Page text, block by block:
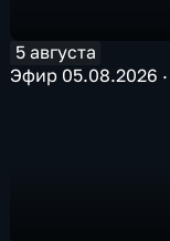
5 августа
Эфир 05.08.2026 ·